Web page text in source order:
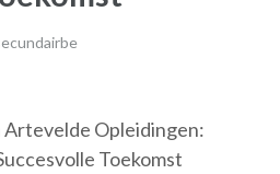
Opleidingen:
Toekomst